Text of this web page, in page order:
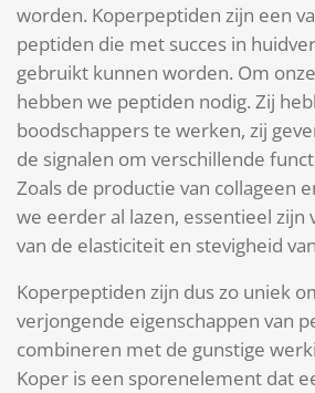
worden. Koperpeptiden zijn een
peptiden die met succes in
gebruikt kunnen worden. Om
hebben we peptiden nodig. Zij
boodschappers te werken, zij
de signalen om verschillende
Zoals de productie van collageen
we eerder al lazen, essentieel zijn
van de elasticiteit en stevigheid
Koperpeptiden zijn dus zo uniek
verjongende eigenschappen van
combineren met de gunstige
Koper is een sporenelement dat